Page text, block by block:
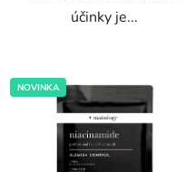
účinky je...
NOVINKA